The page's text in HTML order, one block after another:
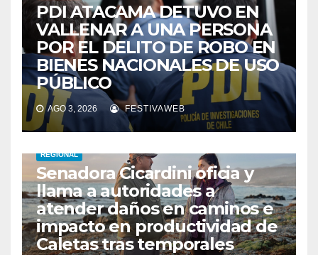
PDI ATACAMA DETUVO EN
VALLENAR A UNA PERSONA
POR EL DELITO DE ROBO EN
BIENES NACIONALES DE USO
PÚBLICO
AGO 3, 2026 FESTIVAWEB
REGIONAL
Senadora Cicardini oficia y
llama a autoridades a
atender daños en caminos e
impacto en productividad de
Caletas tras temporales